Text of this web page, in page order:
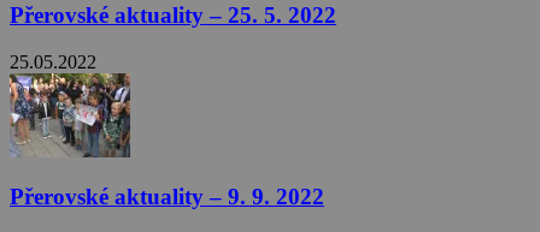
Přerovské aktuality – 25. 5. 2022
25.05.2022
Přerovské aktuality – 9. 9. 2022